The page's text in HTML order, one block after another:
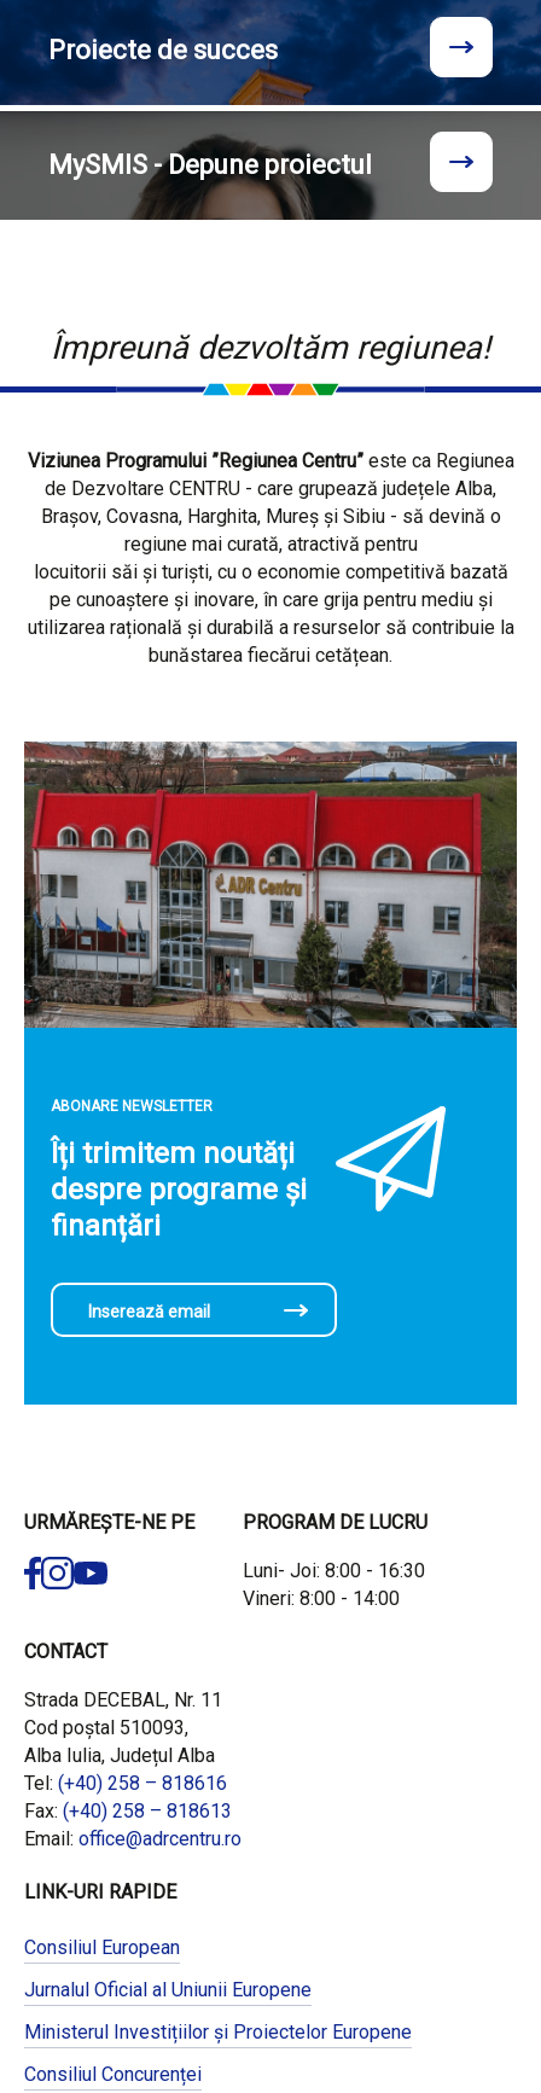
Proiecte de succes
MySMIS - Depune proiectul
Împreună dezvoltăm regiunea!
Viziunea Programului ”Regiunea Centru”este ca Regiunea
de Dezvoltare CENTRU - care grupează județele Alba,
Brașov, Covasna, Harghita, Mureș și Sibiu - să devină o
regiune mai curată, atractivă pentru
locuitorii săi și turiști, cu o economie competitivă bazată
pe cunoaștere și inovare, în care grija pentru mediu și
utilizarea rațională și durabilă a resurselor să contribuie la
bunăstarea fiecărui cetățean.
ABONARE NEWSLETTER
Îți trimitem noutăți
despre programe și
finanțări
URMĂREȘTE-NE PE PROGRAM DE LUCRU
Luni- Joi: 8:00 - 16:30
Vineri: 8:00 - 14:00
CONTACT
Strada DECEBAL, Nr. 11
Cod poștal 510093,
Alba Iulia, Județul Alba
Tel: (+40) 258 – 818616
Fax: (+40) 258 – 818613
Email: office@adrcentru.ro
LINK-URI RAPIDE
Consiliul European
Jurnalul Oficial al Uniunii Europene
Ministerul Investițiilor și Proiectelor Europene
Consiliul Concurenței